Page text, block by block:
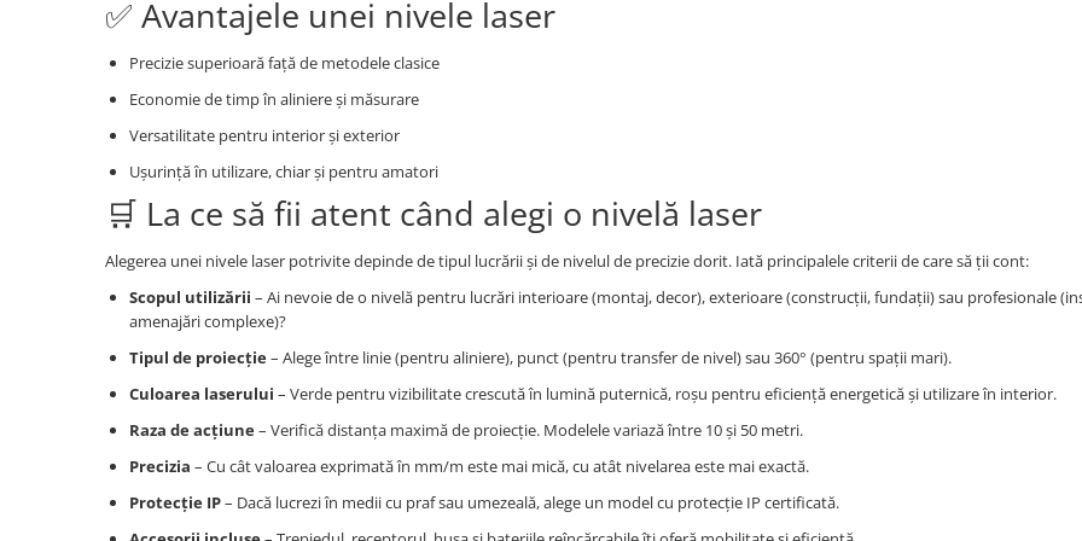
Motoare electrice
Pistoale de bătut cuie
Seturi aparate electrice
Testere electrice
Unelte multifuncționale
Vibratoare pentru beton
Scule manuale
Aparate de Tăiat Gresie
Briceag multifuncțional
Dălți pentru Lemn
Scule pentru Gresie și Sticlă
✅ Avantajele unei nivele laser
Precizie superioară față de metodele clasice
Economie de timp în aliniere și măsurare
Versatilitate pentru interior și exterior
Ușurință în utilizare, chiar și pentru amatori
🛒 La ce să fii atent când alegi o nivelă laser
Alegerea unei nivele laser potrivite depinde de tipul lucrării și de nivelul de precizie dorit. Iată principalele criterii de care să ții cont:
Scopul utilizării – Ai nevoie de o nivelă pentru lucrări interioare (montaj, decor), exterioare (construcții, fundații) sau profesionale
amenajări complexe)?
Tipul de proiecție– Alege între linie (pentru aliniere), punct (pentru transfer de nivel) sau 360° (pentru spații mari).
Culoarea laserului – Verde pentru vizibilitate crescută în lumină puternică, roșu pentru eficiență energetică și utilizare în interior.
Raza de acțiune– Verifică distanța maximă de proiecție. Modelele variază între 10 și 50 metri.
Precizia – Cu cât valoarea exprimată în mm/m este mai mică, cu atât nivelarea este mai exactă.
Protecție IP– Dacă lucrezi în medii cu praf sau umezeală, alege un model cu protecție IP certificată.